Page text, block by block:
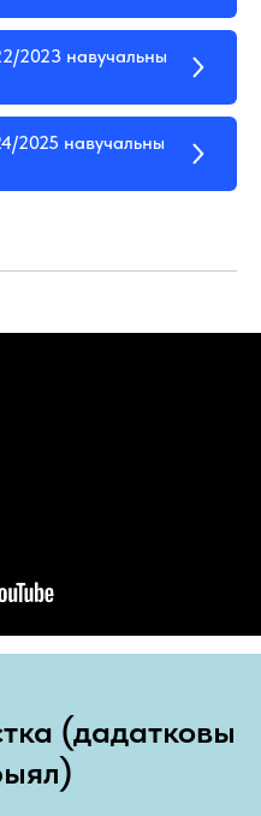
2023 навучальны
2025 навучальны
(дадатковы